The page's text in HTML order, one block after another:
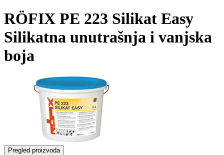
RÖFIX PE 223 Silikat Easy
Silikatna unutrašnja i vanjska
boja
Pregled proizvoda